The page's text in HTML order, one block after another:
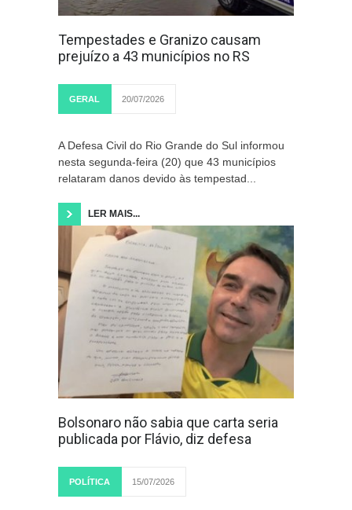
Tempestades e Granizo causam
prejuízo a 43 municípios no RS
GERAL 20/07/2026
A Defesa Civil do Rio Grande do Sul informou
nesta segunda-feira (20) que 43 municípios
relataram danos devido às tempestad...
LER MAIS...
Bolsonaro não sabia que carta seria
publicada por Flávio, diz defesa
POLÍTICA 15/07/2026